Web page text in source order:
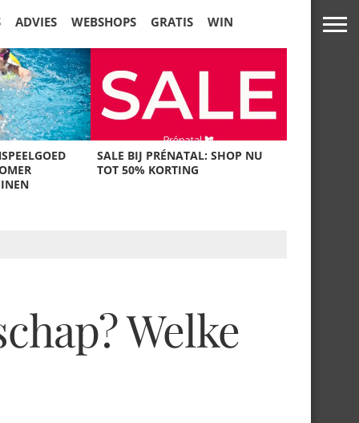
ADVIES WEBSHOPS GRATIS WIN
SALE BIJ PRÉNATAL: SHOP NU
TOT 50% KORTING
Welke